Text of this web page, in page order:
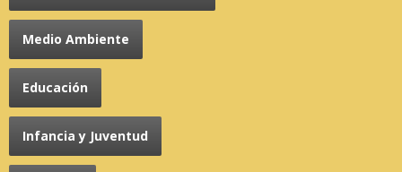
Medio Ambiente
Educación
Infancia y Juventud